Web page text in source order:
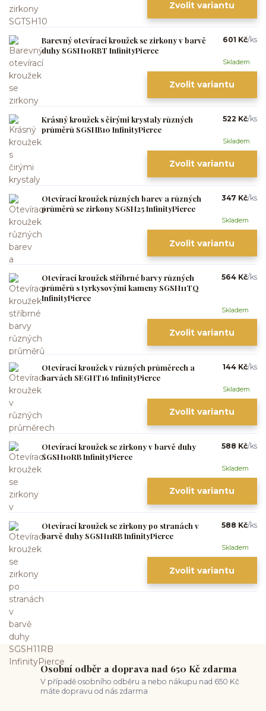
Zvolit variantu
Barevný otevírací kroužek se zirkony v barvě
duhy SGSH10RBT InfinityPierce
601 Kč/ks
Skladem
Zvolit variantu
Krásný kroužek s čirými krystaly různých
průměrů SGSHB10 InfinityPierce
522 Kč/ks
Skladem
Zvolit variantu
Otevírací kroužek různých barev a různých
průměrů se zirkony SGSH25 InfinityPierce
347 Kč/ks
Skladem
Zvolit variantu
Otevírací kroužek stříbrné barvy různých
průměrů s tyrkysovými kameny SGSH11TQ
InfinityPierce
564 Kč/ks
Skladem
Zvolit variantu
Otevírací kroužek v různých průměrech a
barvách SEGHT16 InfinityPierce
144 Kč/ks
Skladem
Zvolit variantu
Otevírací kroužek se zirkony v barvě duhy
SGSH10RB InfinityPierce
588 Kč/ks
Skladem
Zvolit variantu
Otevírací kroužek se zirkony po stranách v
barvě duhy SGSH11RB InfinityPierce
588 Kč/ks
Skladem
Zvolit variantu
Osobní odběr a doprava nad 650 Kč zdarma
V případě osobního odběru a nebo nákupu nad 650 Kč
máte dopravu od nás zdarma